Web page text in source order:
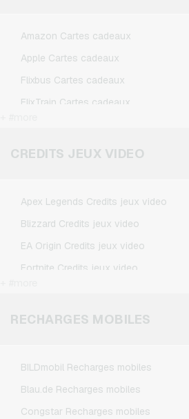
Amazon Cartes cadeaux
Apple Cartes cadeaux
Flixbus Cartes cadeaux
FlixTrain Cartes cadeaux
Kennzeichengenerator Cartes cadeaux
CREDITS JEUX VIDEO
Apex Legends Credits jeux video
Blizzard Credits jeux video
EA Origin Credits jeux video
Fortnite Credits jeux video
Minecraft Credits jeux video
RECHARGES MOBILES
BILDmobil Recharges mobiles
Blau.de Recharges mobiles
Congstar Recharges mobiles